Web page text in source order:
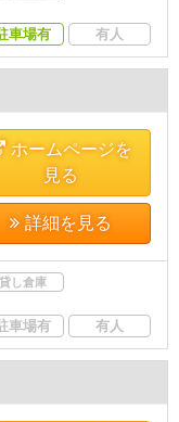
車場有 有人
ホームページを
見る
詳細を見る
貸し倉庫
車場有 有人